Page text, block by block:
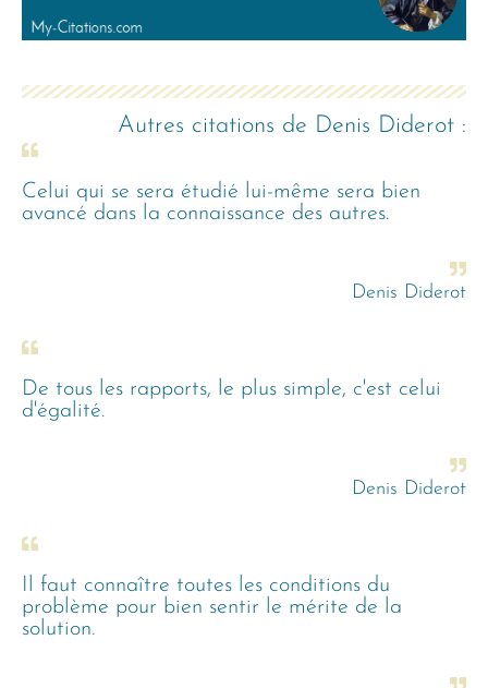
Autres citations de Denis Diderot :
Celui qui se sera étudié lui-même sera bien
avancé dans la connaissance des autres.
Denis Diderot
De tous les rapports, le plus simple, c'est celui
d'égalité.
Denis Diderot
Il faut connaître toutes les conditions du
problème pour bien sentir le mérite de la
solution.